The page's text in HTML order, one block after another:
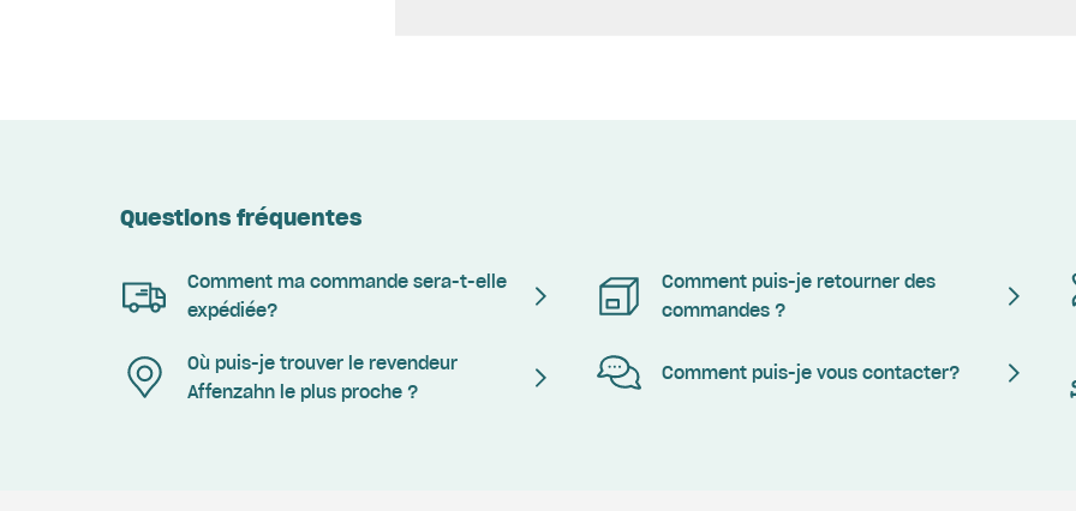
Questions fréquentes
Comment ma commande sera-t-elle
expédiée?
Comment puis-je retourner des
commandes ?
Où puis-je trouver le revendeur
Affenzahn le plus proche ?
Comment puis-je vous contacter?